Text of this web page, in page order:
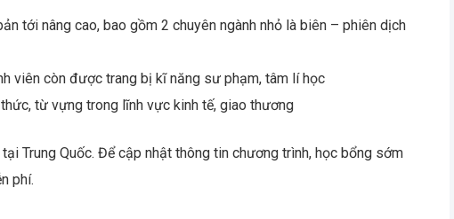
tới nâng cao, bao gồm 2 chuyên ngành nhỏ là biên – phiên dịch
viên còn được trang bị kĩ năng sư phạm, tâm lí học
từ vựng trong lĩnh vực kinh tế, giao thương
Trung Quốc. Để cập nhật thông tin chương trình, học bổng sớm
phí.